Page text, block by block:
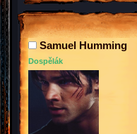
Samuel Humming
Dospělák